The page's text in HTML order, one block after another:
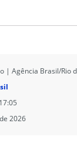
| Agência Brasil/Rio
2026